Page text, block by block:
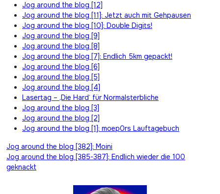
Jog around the blog [12]
Jog around the blog [11]: Jetzt auch mit Gehpausen
Jog around the blog [10]: Double Digits!
Jog around the blog [9]
Jog around the blog [8]
Jog around the blog [7]: Endlich 5km gepackt!
Jog around the blog [6]
Jog around the blog [5]
Jog around the blog [4]
Lasertag – ‚Die Hard‘ für Normalsterbliche
Jog around the blog [3]
Jog around the blog [2]
Jog around the blog [1]: moep0rs Lauftagebuch
Beitragsnavigation
Jog around the blog [382]: Moini
Jog around the blog [385-387]: Endlich wieder die 100
geknackt